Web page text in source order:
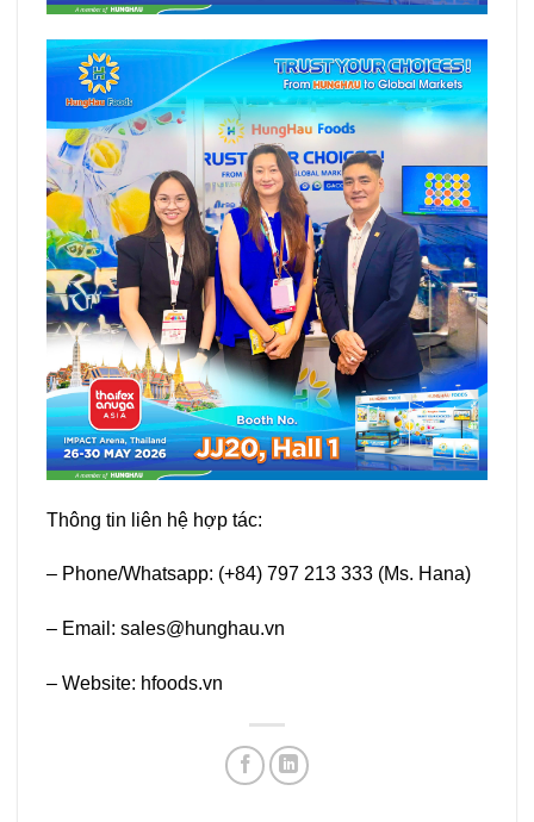
Thông tin liên hệ hợp tác:
– Phone/Whatsapp: (+84) 797 213 333 (Ms. Hana)
– Email: sales@hunghau.vn
– Website: hfoods.vn